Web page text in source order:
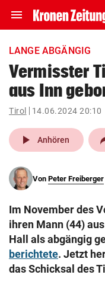
menu Navigation
ein-/ausklappen
account_circle Anmelden
pin_drop
Wien
search
eingeben
LANGE ABGÄNGIG
Vermisster
aus Inn
Tirol 14.06.2024 20:10
play_arrow Anhören
Von Peter Freiberger
Im November des
ihren Mann (44)
Hall als abgängig
berichtete. Jetzt
das Schicksal des